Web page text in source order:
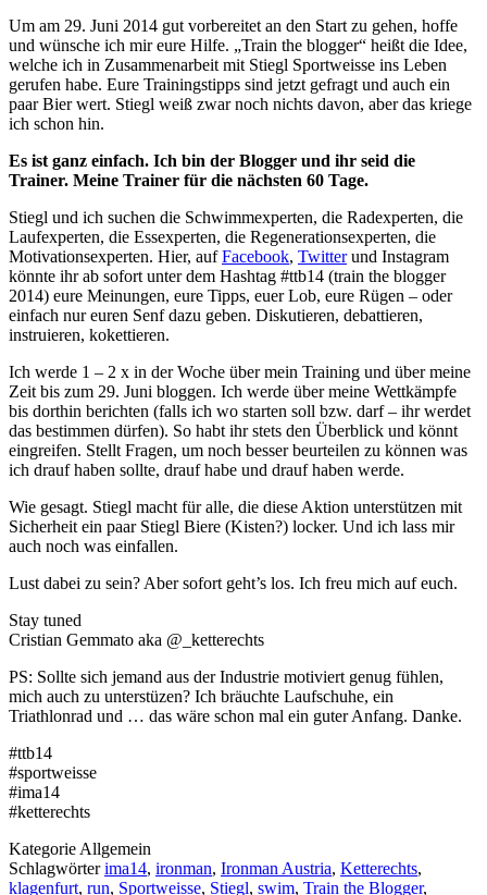
Um am 29. Juni 2014 gut vorbereitet an den Start zu gehen, hoffe
und wünsche ich mir eure Hilfe. „Train the blogger“ heißt die Idee,
welche ich in Zusammenarbeit mit Stiegl Sportweisse ins Leben
gerufen habe. Eure Trainingstipps sind jetzt gefragt und auch ein
paar Bier wert. Stiegl weiß zwar noch nichts davon, aber das kriege
ich schon hin.
Es ist ganz einfach. Ich bin der Blogger und ihr seid die
Trainer. Meine Trainer für die nächsten 60 Tage.
Stiegl und ich suchen die Schwimmexperten, die Radexperten, die
Laufexperten, die Essexperten, die Regenerationsexperten, die
Motivationsexperten. Hier, aufFacebook, Twitterund Instagram
könnte ihr ab sofort unter dem Hashtag #ttb14 (train the blogger
2014) eure Meinungen, eure Tipps, euer Lob, eure Rügen – oder
einfach nur euren Senf dazu geben. Diskutieren, debattieren,
instruieren, kokettieren.
Ich werde 1 – 2 x in der Woche über mein Training und über meine
Zeit bis zum 29. Juni bloggen. Ich werde über meine Wettkämpfe
bis dorthin berichten (falls ich wo starten soll bzw. darf – ihr werdet
das bestimmen dürfen). So habt ihr stets den Überblick und könnt
eingreifen. Stellt Fragen, um noch besser beurteilen zu können was
ich drauf haben sollte, drauf habe und drauf haben werde.
Wie gesagt. Stiegl macht für alle, die diese Aktion unterstützen mit
Sicherheit ein paar Stiegl Biere (Kisten?) locker. Und ich lass mir
auch noch was einfallen.
Lust dabei zu sein? Aber sofort geht’s los. Ich freu mich auf euch.
Stay tuned
Cristian Gemmato aka @_ketterechts
PS: Sollte sich jemand aus der Industrie motiviert genug fühlen,
mich auch zu unterstüzen? Ich bräuchte Laufschuhe, ein
Triathlonrad und … das wäre schon mal ein guter Anfang. Danke.
#ttb14
#sportweisse
#ima14
#ketterechts
Kategorie Allgemein
Schlagwörterima14, ironman, Ironman Austria, Ketterechts,
klagenfurt, run, Sportweisse, Stiegl, swim, Train the Blogger,